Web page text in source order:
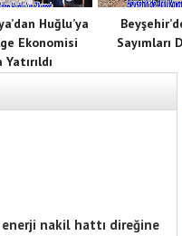
Huğlu’ya
Ekonomisi
Sayımları
enerji nakil hattı direğine